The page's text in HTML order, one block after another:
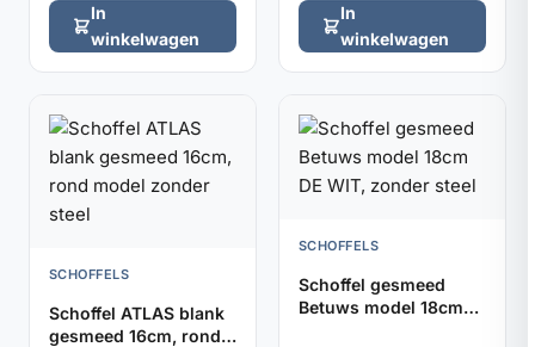
In
winkelwagen
In
winkelwagen
SCHOFFELS
Schoffel ATLAS blank
gesmeed 16cm, rond
SCHOFFELS
Schoffel gesmeed
Betuws model 18cm